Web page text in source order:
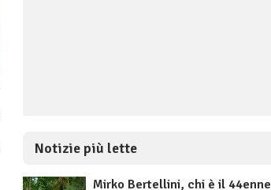
Notizie più lette
Mirko Bertellini, chi è il 44enne